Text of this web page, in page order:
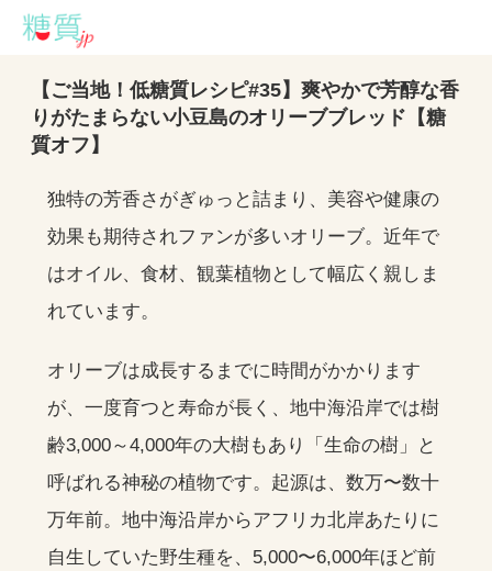
【ご当地！低糖質レシピ#35】爽やかで芳醇な香
りがたまらない小豆島のオリーブブレッド【糖
質オフ】
独特の芳香さがぎゅっと詰まり、美容や健康の
効果も期待されファンが多いオリーブ。近年で
はオイル、食材、観葉植物として幅広く親しま
れています。
オリーブは成長するまでに時間がかかります
が、一度育つと寿命が長く、地中海沿岸では樹
齢3,000～4,000年の大樹もあり「生命の樹」と
呼ばれる神秘の植物です。起源は、数万〜数十
万年前。地中海沿岸からアフリカ北岸あたりに
自生していた野生種を、5,000〜6,000年ほど前